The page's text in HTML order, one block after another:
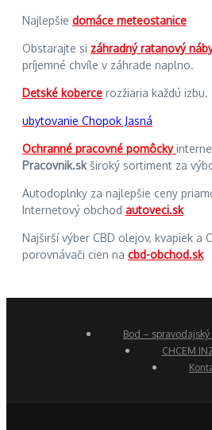
Najlepšie domáce meteostanice
Obstarajte si záhradný ratanový
príjemné chvíle v záhrade naplno.
Detské koberce rozžiaria každú izbu.
ubytovanie Chopok Jasná
Ochranné pracovné pomôcky
Pracovnik.skširoký sortiment za
Autodoplnky za najlepšie ceny
Internetový obchod autoveci.sk
Najširší výber CBD olejov, kvapiek a
porovnávači cien na cbd-obchod.sk
Bod –
CHCEM